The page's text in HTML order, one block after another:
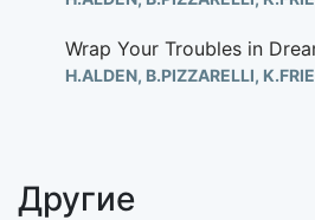
H.ALDEN, B.PIZZARELLI, K.FRIE
Другие